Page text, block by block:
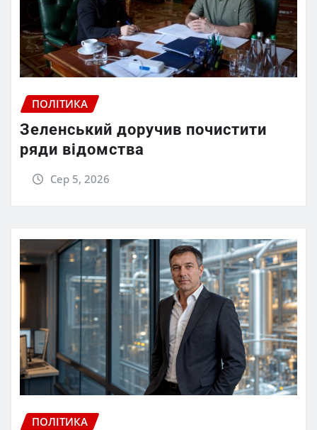
ПОЛІТИКА
Зеленський доручив почистити
ряди відомства
Сер 5, 2026
ПОЛІТИКА